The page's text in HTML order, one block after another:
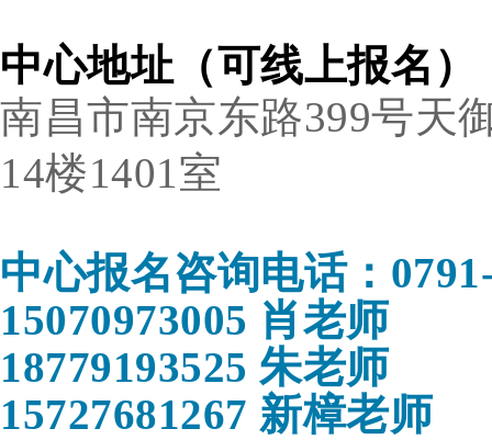
中心地址（可线上报名）
南昌市南京东路399号天
14楼1401室
中心报名咨询电话：
15070973005 肖老师
18779193525 朱老师
15727681267 新樟老师